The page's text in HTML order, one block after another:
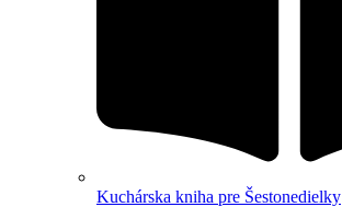
Kuchárska kniha pre Šestonedielky